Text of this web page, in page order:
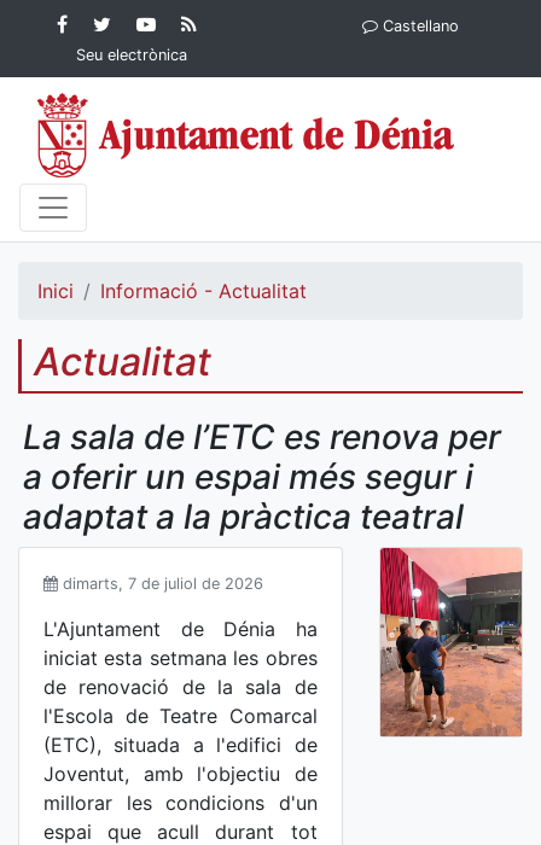
Contingut principalFacebook
Ajuntament de Dénia
Twitter
Ajuntament de
Dénia
YouTube
Ajuntament
de Dénia
Ajuntament
Seu electrònica
Castellano
Inici Informació - Actualitat
Actualitat
La sala de l’ETC es renova per
a oferir un espai més segur i
adaptat a la pràctica teatral
dimarts, 7 de juliol de 2026
L'Ajuntament de Dénia ha
iniciat esta setmana les obres
de renovació de la sala de
l'Escola de Teatre Comarcal
(ETC), situada a l'edifici de
Joventut, amb l'objectiu de
millorar les condicions d'un
espai que acull durant tot